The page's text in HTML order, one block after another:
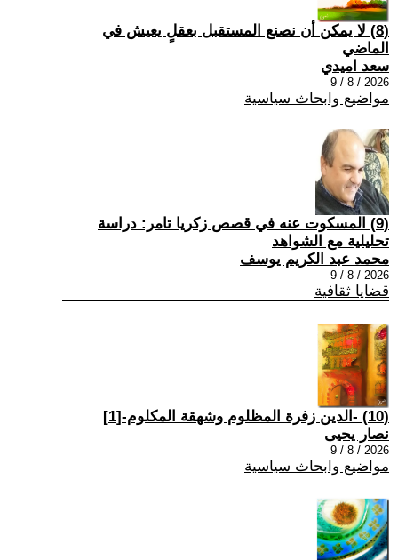
(8) لا يمكن أن نصنع المستقبل بعقلٍ يعيش في
الماضي
سعد اميدي
2026 / 8 / 9
مواضيع وابحاث سياسية
(9) المسكوت عنه في قصص زكريا تامر: دراسة
تحليلية مع الشواهد
محمد عبد الكريم يوسف
2026 / 8 / 9
قضايا ثقافية
(10) -الدين زفرة المظلوم وشهقة المكلوم-[1]
نصار يحيى
2026 / 8 / 9
مواضيع وابحاث سياسية